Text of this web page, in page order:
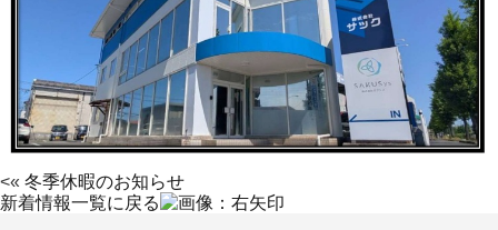
<« 冬季休暇のお知らせ
新着情報一覧に戻る